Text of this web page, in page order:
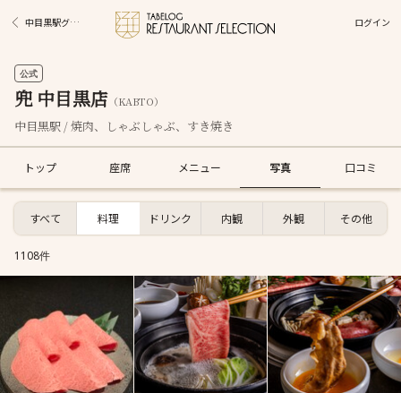
中目黒駅グルメ ログイン
公式
兜 中目黒店 （KABTO）
中目黒駅 / 焼肉、しゃぶしゃぶ、すき焼き
トップ 座席 メニュー 写真 口コミ
すべて 料理 ドリンク 内観 外観 その他
1108件